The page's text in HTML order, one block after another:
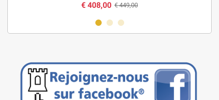
€ 408,00 € 449,00